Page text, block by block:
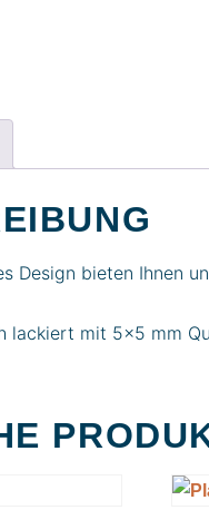
Design bieten Ihnen
lackiert mit 5×5 mm